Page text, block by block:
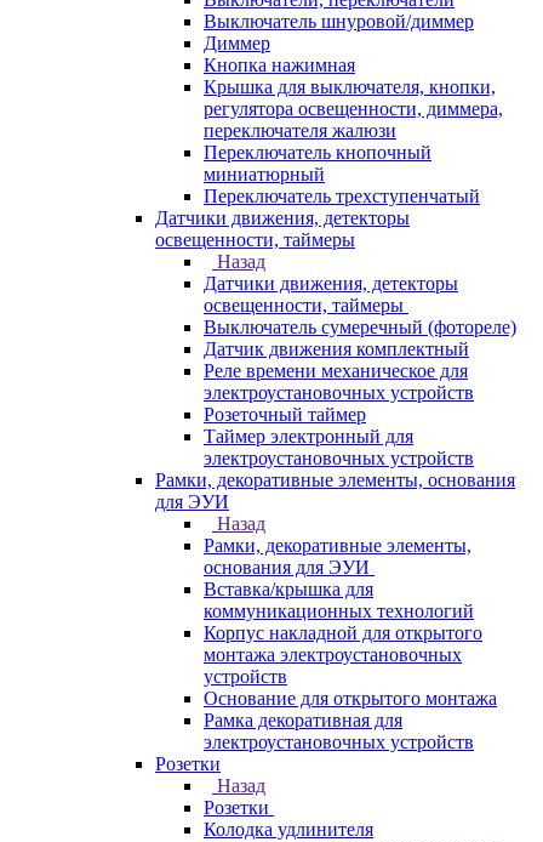
Выключатель шнуровой/диммер
Диммер
Кнопка нажимная
Крышка для выключателя, кнопки,
регулятора освещенности, диммера,
переключателя жалюзи
Переключатель кнопочный
миниатюрный
Переключатель трехступенчатый
Датчики движения, детекторы
освещенности, таймеры
Назад
Датчики движения, детекторы
освещенности, таймеры
Выключатель сумеречный (фотореле)
Датчик движения комплектный
Реле времени механическое для
электроустановочных устройств
Розеточный таймер
Таймер электронный для
электроустановочных устройств
Рамки, декоративные элементы, основания
для ЭУИ
Назад
Рамки, декоративные элементы,
основания для ЭУИ
Вставка/крышка для
коммуникационных технологий
Корпус накладной для открытого
монтажа электроустановочных
устройств
Основание для открытого монтажа
Рамка декоративная для
электроустановочных устройств
Розетки
Назад
Розетки
Колодка удлинителя